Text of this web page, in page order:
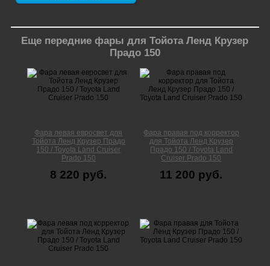
Еще передние фары для Тойота Ленд Крузер
Прадо 150
Фара левая евросвет для
Тойота Ленд Крузер Прадо
150 / Toyota Land Cruiser
Prado 150
8 220 руб.
Фара правая под корректор
для Тойота Ленд Крузер
Прадо 150 / Toyota Land
Cruiser Prado 150
11 200 руб.